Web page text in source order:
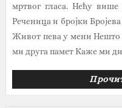
мртвог гласа. Нећу
Реченица и бројки
Живот пева у мени Нешто
ми друга памет Каже ми